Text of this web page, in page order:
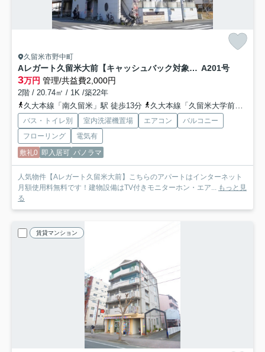
久留米市野中町
Aレガート久留米大前【キャッシュバック対象物件】 A201号
3万円 管理/共益費2,000円
2階 / 20.74㎡ / 1K /築22年
久大本線「南久留米」駅 徒歩13分
久大本線「久留米大学前」駅 徒歩18分
バス・トイレ別 室内洗濯機置場 エアコン
バルコニー
フローリング
電気有
敷礼0 即入居可 パノラマ
人気物件【Aレガート久留米大前】こちらのアパートはインターネット
月額使用料無料です！建物設備はTV付きモニターホン・エア... もっと見
る
賃貸マンション